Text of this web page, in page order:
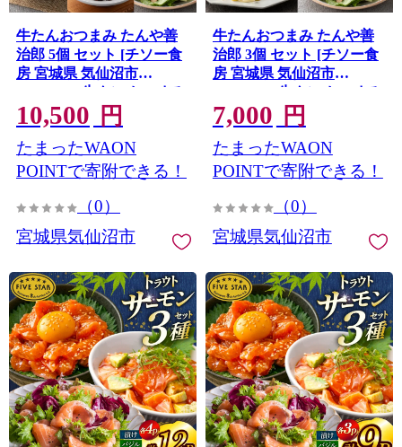
牛たんおつまみ たんや善
治郎 5個 セット [チソー食
房 宮城県 気仙沼市
20566107] 牛タン おつまみ
おかず やわらかい 常温
10,500 円
たまったWAON
POINTで寄附できる！
（0）
宮城県気仙沼市
牛たんおつまみ たんや善
治郎 3個 セット [チソー食
房 宮城県 気仙沼市
20566108] 牛タン おつまみ
おかず やわらかい 常温
7,000 円
たまったWAON
POINTで寄附できる！
（0）
宮城県気仙沼市